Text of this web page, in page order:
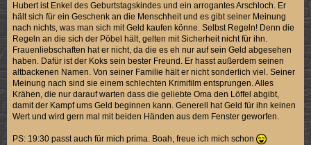
Hubert ist Enkel des Geburtstagskindes und ein arrogantes Arschloch. Er
hält sich für ein Geschenk an die Menschheit und es gibt seiner Meinung
nach nichts, was man sich mit Geld kaufen könne. Selbst Regeln! Denn die
Regeln an die sich der Pöbel hält, gelten mit Sicherheit nicht für ihn.
Frauenliebschaften hat er nicht, da die es eh nur auf sein Geld abgesehen
haben. Dafür ist der Koks sein bester Freund. Er hasst außerdem seinen
altbackenen Namen. Von seiner Familie hält er nicht sonderlich viel. Seiner
Meinung nach sind sie einem schlechten Krimifilm entsprungen. Alles
Krähen, die nur darauf warten dass die geliebte Oma den Löffel abgibt,
damit der Kampf ums Geld beginnen kann. Generell hat Geld für ihn keinen
Wert und wird gern mal mit beiden Händen aus dem Fenster geworfen.
PS: 19:30 passt auch für mich prima. Boah, freue ich mich schon